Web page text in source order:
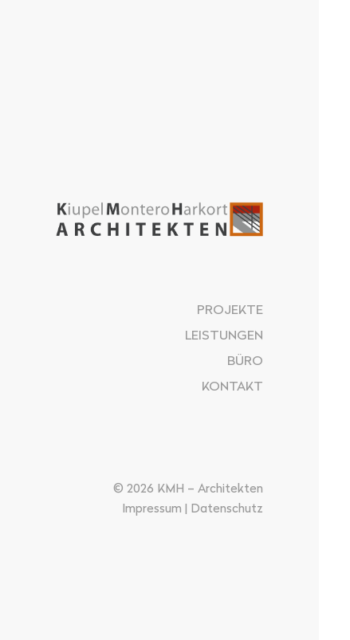
PROJEKTE
LEISTUNGEN
BÜRO
KONTAKT
© 2026 KMH – Architekten
Impressum | Datenschutz